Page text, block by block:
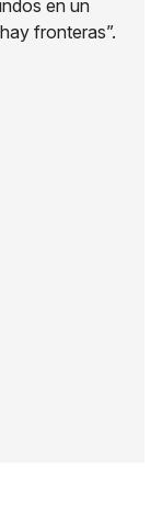
en un
fronteras”.